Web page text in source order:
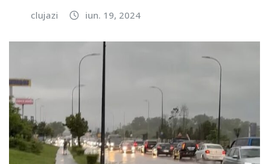
clujazi iun. 19, 2024